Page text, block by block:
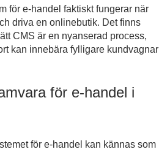
för e-handel faktiskt fungerar när
driva en onlinebutik. Det finns
CMS är en nyanserad process,
kan innebära fylligare kundvagnar
för e-handel i
för e-handel kan kännas som